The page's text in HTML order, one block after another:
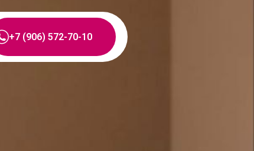
+7 (906) 572-70-10